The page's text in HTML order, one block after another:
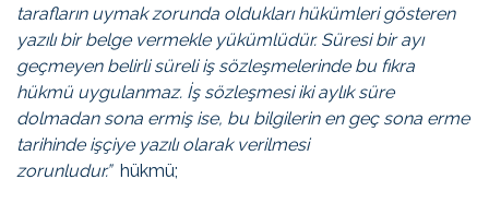
tarafların uymak zorunda oldukları hükümleri gösteren
yazılı bir belge vermekle yükümlüdür. Süresi bir ayı
geçmeyen belirli süreli iş sözleşmelerinde bu fıkra
hükmü uygulanmaz. İş sözleşmesi iki aylık süre
dolmadan sona ermiş ise, bu bilgilerin en geç sona erme
tarihinde işçiye yazılı olarak verilmesi
zorunludur.” hükmü;